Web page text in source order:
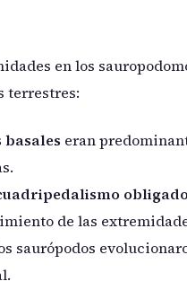
en los
terrestres:
eran
de las
saurópodos